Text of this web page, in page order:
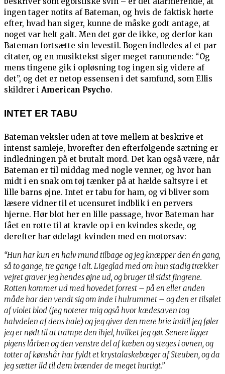
ingen tager notits af Bateman, og hvis de faktisk hørte
efter, hvad han siger, kunne de måske godt antage, at
noget var helt galt. Men det gør de ikke, og derfor kan
Bateman fortsætte sin levestil. Bogen indledes af et par
citater, og en musiktekst siger meget rammende: “Og
mens tingene gik i opløsning tog ingen sig videre af
det”, og det er netop essensen i det samfund, som Ellis
skildrer i American Psycho.
INTET ER TABU
Bateman veksler uden at tøve mellem at beskrive et
intenst samleje, hvorefter den efterfølgende sætning er
indledningen på et brutalt mord. Det kan også være, når
Bateman er til middag med nogle venner, og hvor han
midt i en snak om tøj tænker på at hælde saltsyre i et
lille barns øjne. Intet er tabu for ham, og vi bliver som
læsere vidner til et ucensuret indblik i en pervers
hjerne. Hør blot her en lille passage, hvor Bateman har
fået en rotte til at kravle op i en kvindes skede, og
derefter har ødelagt kvinden med en motorsav:
“Hun har kun en halv mund tilbage og jeg knæpper den én gang,
så to gange, tre gange i alt. Ligeglad med om hun stadig trækker
vejret graver jeg hendes øjne ud, og bruger til sidst fingrene.
Rotten kommer ud med hovedet forrest – på en eller anden
måde har den vendt sig om inde i hulrummet – og den er tilsølet
af violet blod (jeg noterer mig også hvor kædesaven tog
halvdelen af dens hale) og jeg giver den mere brie indtil jeg føler
jeg er nødt til at trampe den ihjel, hvilket jeg gør. Senere ligger
pigens lårben og den venstre del af kæben og steges i ovnen, og
totter af kønshår har fyldt et krystalaskebæger af Steuben, og da
jeg sætter ild til dem brænder de meget hurtigt.”